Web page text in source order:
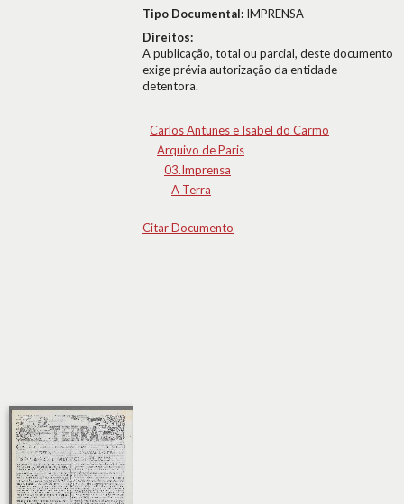
Tipo Documental: IMPRENSA
Direitos:
A publicação, total ou parcial, deste documento
exige prévia autorização da entidade
detentora.
Carlos Antunes e Isabel do Carmo
Arquivo de Paris
03.Imprensa
A Terra
Citar Documento